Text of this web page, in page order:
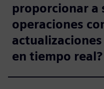
proporcionar a
operaciones
en tiempo real?